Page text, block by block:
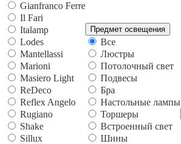
Gianfranco Ferre
Il Fari
Italamp
Lodes
Mantellassi
Marioni
Masiero Light
ReDeco
Reflex Angelo
Rugiano
Shake
Sillux
Предмет освещения
Все
Люстры
Потолочный свет
Подвесы
Бра
Настольные лампы
Торшеры
Встроенный свет
Шины